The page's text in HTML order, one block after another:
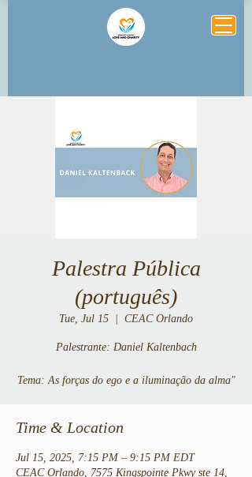
Palestra Pública
(português)
Tue, Jul 15 CEAC Orlando
Palestrante: Daniel Kaltenbach
Tema: As forças do ego e a iluminação da alma"
Time & Location
Jul 15, 2025, 7:15 PM – 9:15 PM EDT
CEAC Orlando, 7575 Kingspointe Pkwy ste 14,